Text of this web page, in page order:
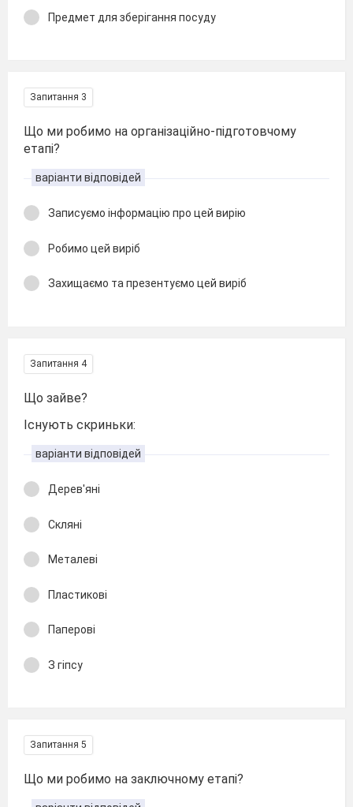
Предмет для зберігання посуду
Запитання 3
Що ми робимо на організаційно-підготовчому
етапі?
варіанти відповідей
Записуємо інформацію про цей вирію
Робимо цей виріб
Захищаємо та презентуємо цей виріб
Запитання 4
Що зайве?
Існують скриньки:
варіанти відповідей
Дерев'яні
Скляні
Металеві
Пластикові
Паперові
З гіпсу
Запитання 5
Що ми робимо на заключному етапі?